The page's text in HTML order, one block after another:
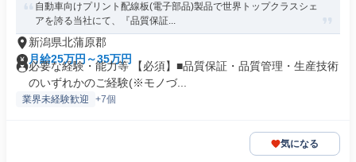
自動車向けプリント配線板(電子部品)製品で世界トップクラスシェ
アを誇る当社にて、『品質保証...
新潟県北蒲原郡
月給25万円～35万円
必要な経験・能力等 【必須】■品質保証・品質管理・生産技術
のいずれかのご経験(※モノづ...
業界未経験歓迎 +7個
気になる